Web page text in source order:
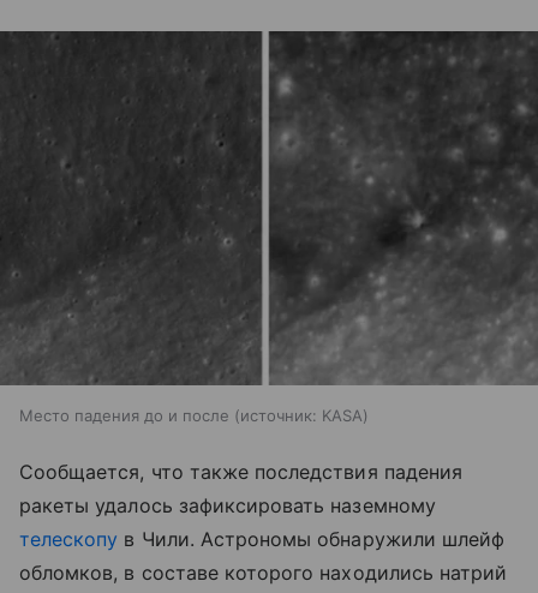
Место падения до и после источник: KASA
Сообщается, что также последствия падения
ракеты удалось зафиксировать наземному
телескопу в Чили. Астрономы обнаружили шлейф
обломков, в составе которого находились натрий